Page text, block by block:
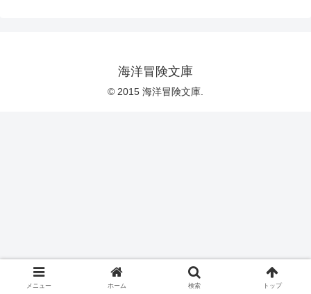
海洋冒険文庫
© 2015 海洋冒険文庫.
メニュー ホーム 検索 トップ